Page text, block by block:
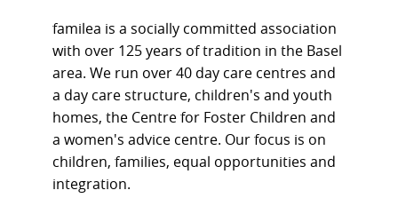
Mit über 1'400 Plätzen in Kindertagesstätten, 3
Kinderheimen, Beratungsstellen und dem
Pflegefamiliendienst ist familea eine der grössten
sozialen Institutionen im Raum Basel.